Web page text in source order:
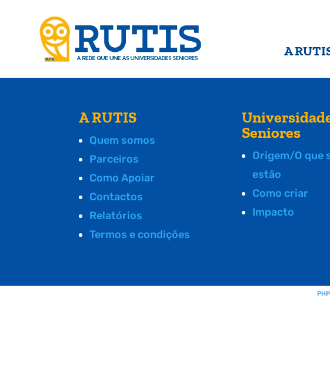
A
A RUTIS
Quem somos
Parceiros
Como Apoiar
Contactos
Relatórios
Termos e condições
Seniores
Origem/O que
estão
Como criar
Impacto